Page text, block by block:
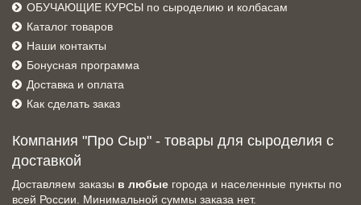
ОБУЧАЮЩИЕ КУРСЫ по сыроделию и колбасам
Каталог товаров
Наши контакты
Бонусная программа
Доставка и оплата
Как сделать заказ
Компания "Про Сыр" - товары для сыроделия с
доставкой
Доставляем заказы в любые города и населенные пункты по
всей России. Минимальной суммы заказа нет.